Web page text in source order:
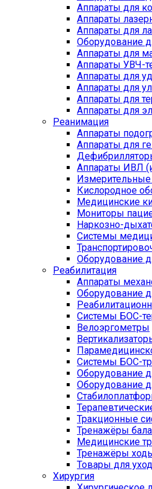
Аппараты для
Аппараты
Аппараты для
Оборудование
Аппараты для
Аппараты УВЧ-
Аппараты для
Аппараты для
Аппараты для
Аппараты для
Реанимация
Аппараты
Аппараты для
Аппараты ИВЛ
Кислородное
Медицинские
Мониторы
Наркозно-
Системы
Оборудование
Реабилитация
Аппараты
Оборудование
Системы БОС-
Велоэргометры
Системы БОС-
Оборудование
Оборудование
Тракционные
Тренажёры
Медицинские
Тренажёры
Товары для
Хирургия